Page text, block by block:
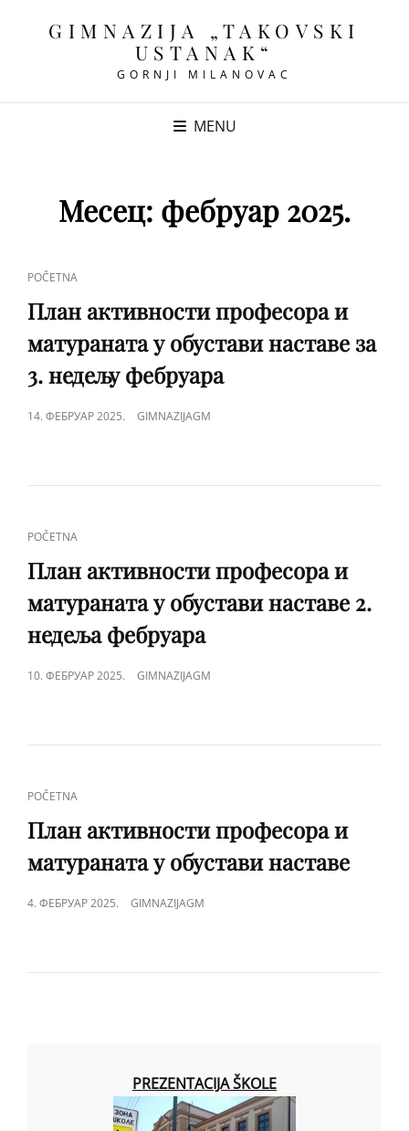
GIMNAZIJA „TAKOVSKI
USTANAK“
GORNJI MILANOVAC
MENU
Месец: фебруар 2025.
CAT
LINKS
POČETNA
План активности професора и
матураната у обустави наставе за
3. недељу фебруара
POSTED
14. ФЕБРУАР 2025. GIMNAZIJAGM
CAT
LINKS
POČETNA
План активности професора и
матураната у обустави наставе 2.
недеља фебруара
POSTED
10. ФЕБРУАР 2025. GIMNAZIJAGM
CAT
LINKS
POČETNA
План активности професора и
матураната у обустави наставе
POSTED
4. ФЕБРУАР 2025. GIMNAZIJAGM
PREZENTACIJA ŠKOLE